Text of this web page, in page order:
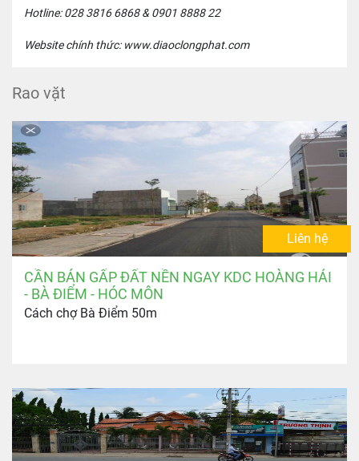
Hotline:028 3816 6868& 0901 8888 22
Website chính thức: www.diaoclongphat.com
Rao vặt
Liên hệ
CẦN BÁN GẤP ĐẤT NỀN NGAY KDC HOÀNG HẢI
- BÀ ĐIỂM - HÓC MÔN
Cách chợ Bà Điểm 50m